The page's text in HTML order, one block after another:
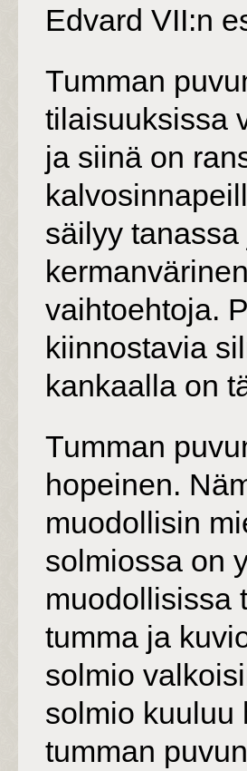
Edvard VII:n
Tumman
tilaisuuksissa
ja siinä on
säilyy
vaihtoehtoja.
kiinnostavia
kankaalla on
Tumman
hopeinen.
muodollisin
solmiossa on
muodollisissa
tumma ja
solmio
solmio kuuluu
tumman